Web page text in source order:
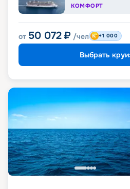
КОМФОРТ
от 50 072 ₽ /чел +1 000
Выбрать